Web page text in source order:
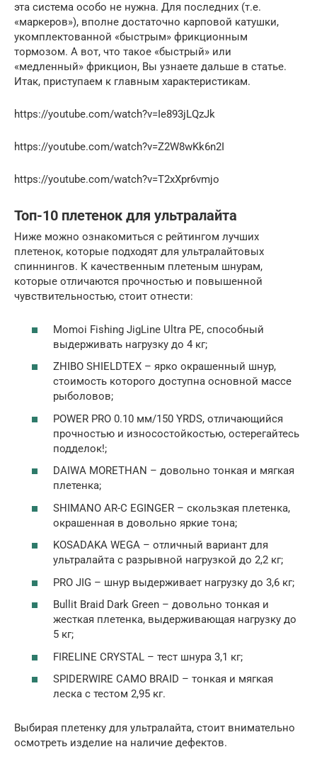
эта система особо не нужна. Для последних (т.е.
«маркеров»), вполне достаточно карповой катушки,
укомплектованной «быстрым» фрикционным
тормозом. А вот, что такое «быстрый» или
«медленный» фрикцион, Вы узнаете дальше в статье.
Итак, приступаем к главным характеристикам.
https://youtube.com/watch?v=Ie893jLQzJk
https://youtube.com/watch?v=Z2W8wKk6n2I
https://youtube.com/watch?v=T2xXpr6vmjo
Топ-10 плетенок для ультралайта
Ниже можно ознакомиться с рейтингом лучших
плетенок, которые подходят для ультралайтовых
спиннингов. К качественным плетеным шнурам,
которые отличаются прочностью и повышенной
чувствительностью, стоит отнести:
Momoi Fishing JigLine Ultra PE, способный
выдерживать нагрузку до 4 кг;
ZHIBO SHIELDTEX – ярко окрашенный шнур,
стоимость которого доступна основной массе
рыболовов;
POWER PRО 0.10 мм/150 YRDS, отличающийся
прочностью и износостойкостью, остерегайтесь
подделок!;
DAIWA MORETHAN – довольно тонкая и мягкая
плетенка;
SHIMANO AR-C EGINGER – скользкая плетенка,
окрашенная в довольно яркие тона;
KOSADAKA WEGA – отличный вариант для
ультралайта с разрывной нагрузкой до 2,2 кг;
PRO JIG – шнур выдерживает нагрузку до 3,6 кг;
Bullit Braid Dark Green – довольно тонкая и
жесткая плетенка, выдерживающая нагрузку до
5 кг;
FIRELINE CRYSTAL – тест шнура 3,1 кг;
SPIDERWIRE CAMO BRAID – тонкая и мягкая
леска с тестом 2,95 кг.
Выбирая плетенку для ультралайта, стоит внимательно
осмотреть изделие на наличие дефектов.